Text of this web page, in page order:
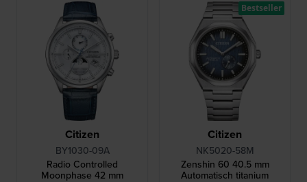
Citizen
BY1030-09A
Radio Controlled
Moonphase 42 mm
Citizen
NK5020-58M
Zenshin 60 40.5 mm
Automatisch titanium
Bestseller